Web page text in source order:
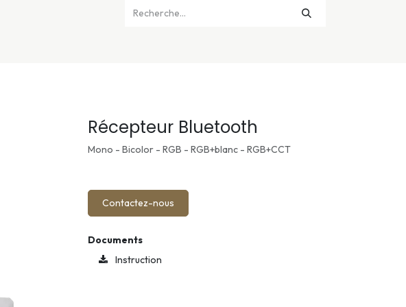
Récepteur Bluetooth
Mono - Bicolor - RGB - RGB+blanc - RGB+CCT
Contactez-nous
Documents
Instruction